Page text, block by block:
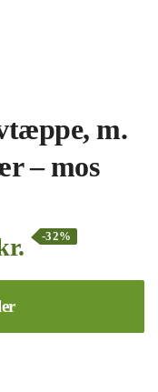
m.
– mos
-32%